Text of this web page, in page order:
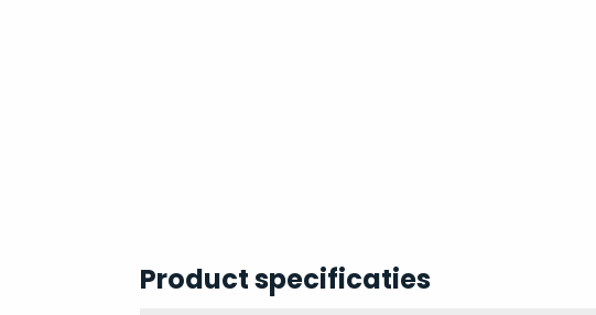
Product specificaties